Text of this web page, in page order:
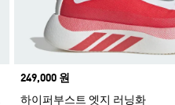
Price
249,000 원
하이퍼부스트 엣지 러닝화